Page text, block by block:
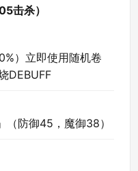
击杀）
）立即使用随机卷
DEBUFF
（防御45，魔御38）